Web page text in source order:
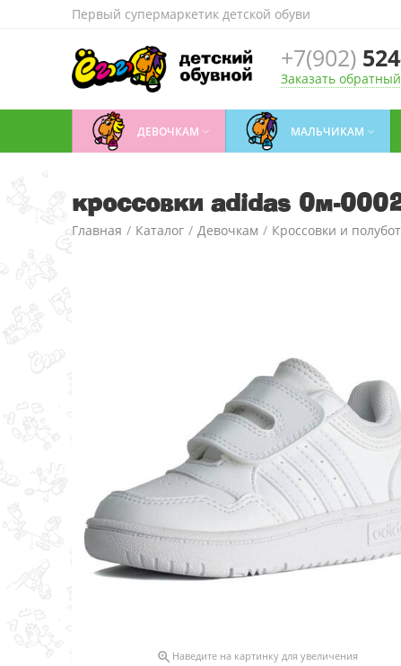
Первый супермаркетик детской обуви
+7(902)
Заказать
ДЕВОЧКАМ  МАЛЬЧИКАМ 
кроссовки adidas 0м-
Главная / Каталог / Девочкам / Кроссовки и
 Наведите на картинку для увеличения